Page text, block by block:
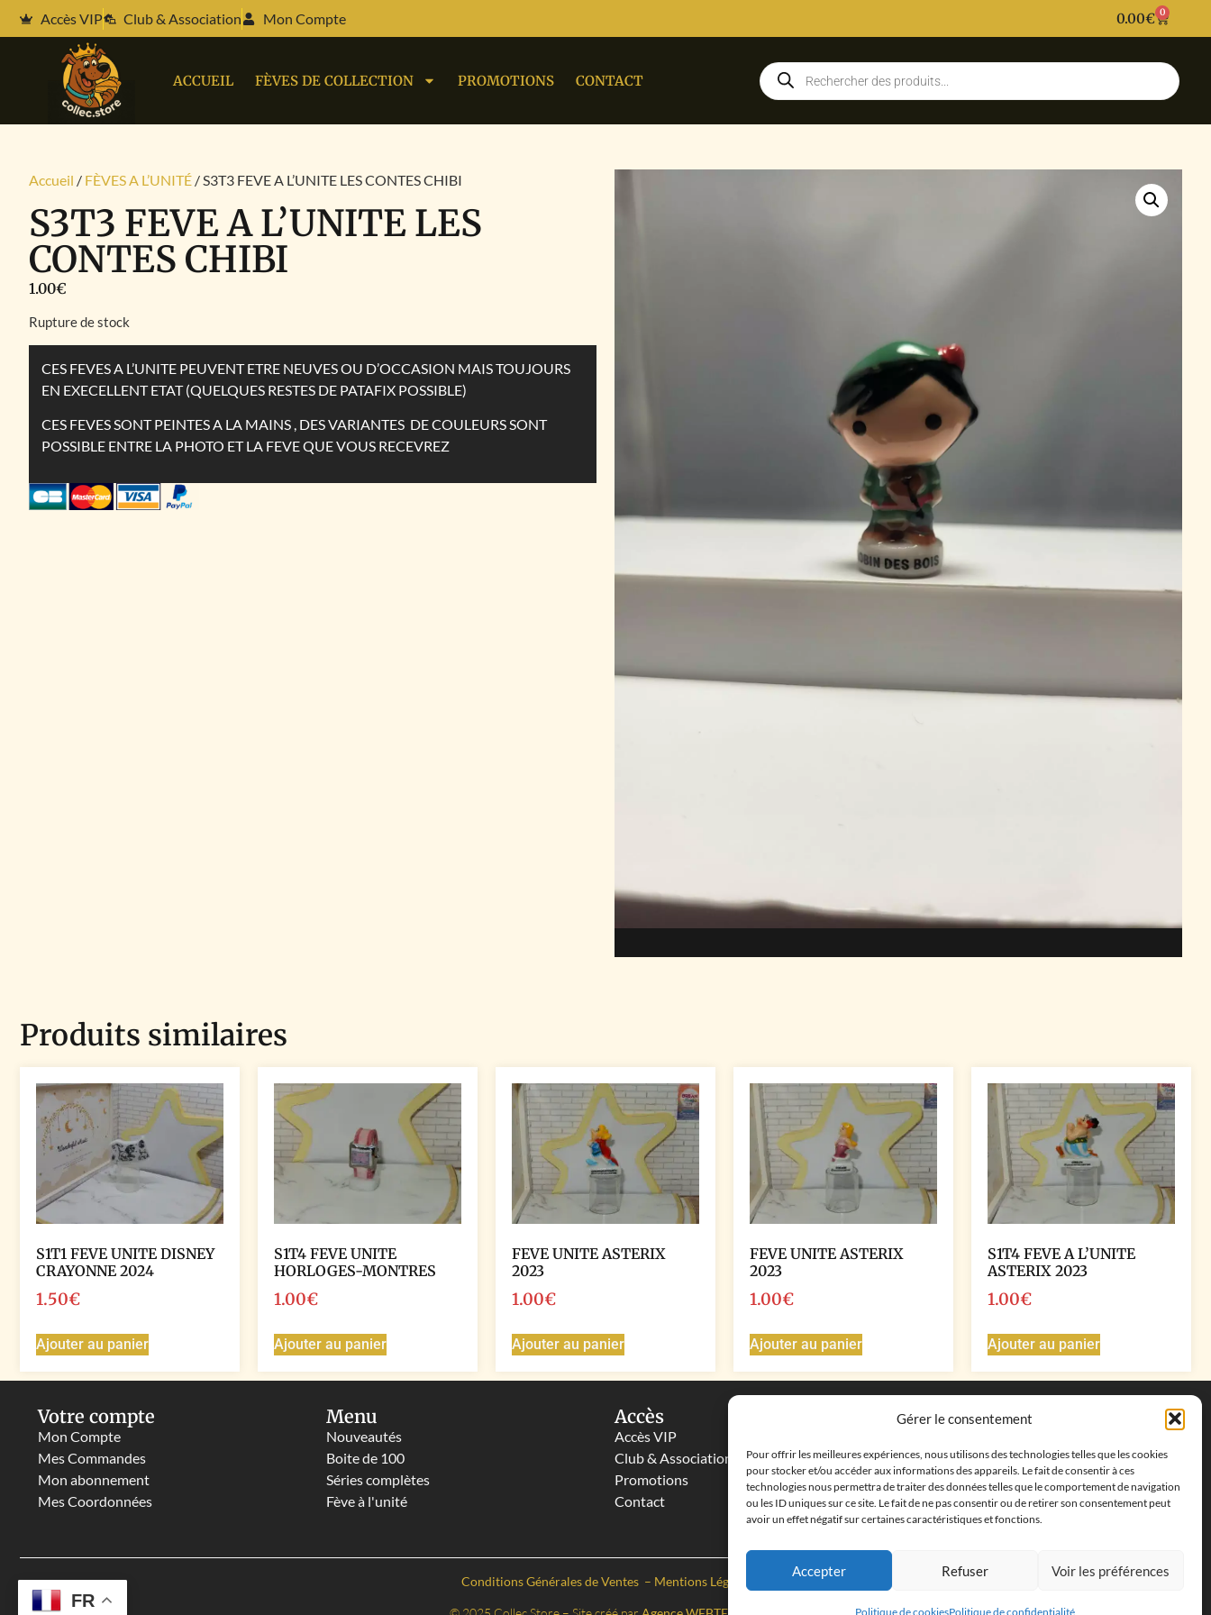
Gérer le consentement
Pour offrir les meilleures expériences, nous utilisons des technologies telles que les cookies
pour stocker et/ou accéder aux informations des appareils. Le fait de consentir à ces
technologies nous permettra de traiter des données telles que le comportement de navigation
ou les ID uniques sur ce site. Le fait de ne pas consentir ou de retirer son consentement peut
avoir un effet négatif sur certaines caractéristiques et fonctions.
Accepter Refuser Voir les préférences
Politique de cookiesPolitique de confidentialité
Accès VIP Club & Association Mon Compte 0.00€ 0
ACCUEIL FÈVES DE COLLECTION PROMOTIONS CONTACT
Accueil / FÈVES A L’UNITÉ / S3T3 FEVE A L’UNITE LES CONTES CHIBI
S3T3 FEVE A L’UNITE LES
CONTES CHIBI
1.00€
Rupture de stock
CES FEVES A L’UNITE PEUVENT ETRE NEUVES OU D’OCCASION MAIS TOUJOURS
EN EXECELLENT ETAT (QUELQUES RESTES DE PATAFIX POSSIBLE)
CES FEVES SONT PEINTES A LA MAINS , DES VARIANTES DE COULEURS SONT
POSSIBLE ENTRE LA PHOTO ET LA FEVE QUE VOUS RECEVREZ
Produits similaires
S1T1 FEVE UNITE DISNEY
CRAYONNE 2024
1.50€
Ajouter au panier
S1T4 FEVE UNITE
HORLOGES-MONTRES
1.00€
Ajouter au panier
FEVE UNITE ASTERIX
2023
1.00€
Ajouter au panier
FEVE UNITE ASTERIX
2023
1.00€
Ajouter au panier
S1T4 FEVE A L’UNITE
ASTERIX 2023
1.00€
Ajouter au panier
Votre compte
Mon Compte
Mes Commandes
Mon abonnement
Mes Coordonnées
Menu
Nouveautés
Boite de 100
Séries complètes
Fève à l'unité
Accès
Accès VIP
Club & Associations
Promotions
Contact
Coordonnées
cléments, 13500 Martigues, France
Téléphone : ‭+33652313256‬
Email :feves.collecstore@gmail.com
Conditions Générales de Ventes – Mentions Légales
FR